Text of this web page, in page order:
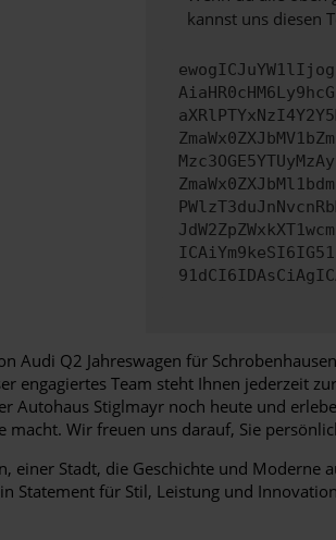
kannst uns diesen
Audi Q2 Jahreswagen für
engagiertes Team steht Ihnen jederzeit
Autohaus Stiglmayr noch heute und
macht. Wir freuen uns darauf, Sie
einer Stadt, die Geschichte und
Statement für Stil, Leistung und